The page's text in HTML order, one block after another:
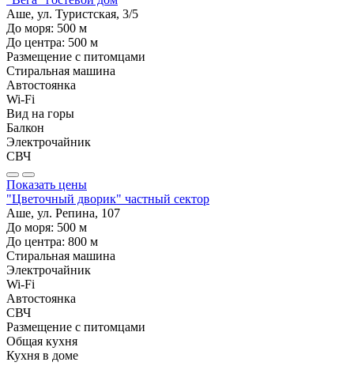
Аше, ул. Туристская, 3/5
До моря: 500 м
До центра: 500 м
Размещение с питомцами
Стиральная машина
Автостоянка
Wi-Fi
Вид на горы
Балкон
Электрочайник
СВЧ
Показать цены
"Цветочный дворик" частный сектор
Аше, ул. Репина, 107
До моря: 500 м
До центра: 800 м
Стиральная машина
Электрочайник
Wi-Fi
Автостоянка
СВЧ
Размещение с питомцами
Общая кухня
Кухня в доме